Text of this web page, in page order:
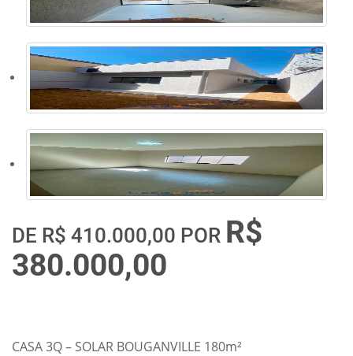
DE R$ 410.000,00 POR R$
380.000,00
CASA 3Q – SOLAR BOUGANVILLE 180m²